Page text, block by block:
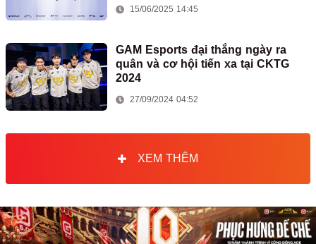
15/06/2025 14:45
GAM Esports đại thắng ngày ra
quân và cơ hội tiến xa tại CKTG
2024
27/09/2024 04:52
XEM THÊM